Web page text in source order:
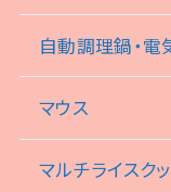
自動調理鍋・電
マウス
マルチライスク